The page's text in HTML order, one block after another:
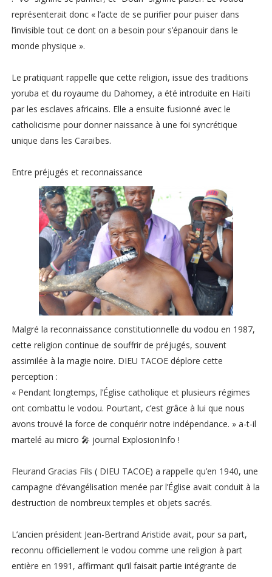
représenterait donc « l’acte de se purifier pour puiser dans
l’invisible tout ce dont on a besoin pour s’épanouir dans le
monde physique ».
Le pratiquant rappelle que cette religion, issue des traditions
yoruba et du royaume du Dahomey, a été introduite en Haïti
par les esclaves africains. Elle a ensuite fusionné avec le
catholicisme pour donner naissance à une foi syncrétique
unique dans les Caraïbes.
Entre préjugés et reconnaissance
Malgré la reconnaissance constitutionnelle du vodou en 1987,
cette religion continue de souffrir de préjugés, souvent
assimilée à la magie noire. DIEU TACOE déplore cette
perception :
« Pendant longtemps, l’Église catholique et plusieurs régimes
ont combattu le vodou. Pourtant, c’est grâce à lui que nous
avons trouvé la force de conquérir notre indépendance. » a-t-il
martelé au micro 🎤 journal ExplosionInfo !
Fleurand Gracias Fils ( DIEU TACOE) a rappelle qu’en 1940, une
campagne d’évangélisation menée par l’Église avait conduit à la
destruction de nombreux temples et objets sacrés.
L’ancien président Jean-Bertrand Aristide avait, pour sa part,
reconnu officiellement le vodou comme une religion à part
entière en 1991, affirmant qu’il faisait partie intégrante de